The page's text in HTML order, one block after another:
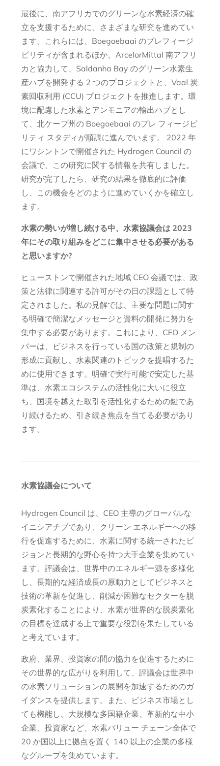
最後に、南アフリカでのグリーンな水素経済の確
立を支援するために、さまざまな研究を進めてい
ます。これらには、Boegoebaai のプレフィージ
ビリティが含まれるほか、ArcelorMittal 南アフリ
カと協力して、Saldanha Bay のグリーン水素生
産ハブを開発する 2 つのプロジェクトと、Vaal 炭
素回収利用 (CCU) プロジェクトを推進します。環
境に配慮した水素とアンモニアの輸出ハブとし
て、北ケープ州の Boegoebaai のプレ フィージビ
リティ スタディが順調に進んでいます。 2022 年
にワシントンで開催された Hydrogen Council の
会議で、この研究に関する情報を共有しました。
研究が完了したら、研究の結果を徹底的に評価
し、この機会をどのように進めていくかを確立し
ます。
水素の勢いが増し続ける中、水素協議会は 2023
年にその取り組みをどこに集中させる必要がある
と思いますか?
ヒューストンで開催された地域 CEO 会議では、政
策と法律に関連する許可がその日の課題として特
定されました。私の見解では、主要な問題に関す
る明確で簡潔なメッセージと資料の開発に努力を
集中する必要があります。これにより、CEO メン
バーは、ビジネスを行っている国の政策と規制の
形成に貢献し、水素関連のトピックを提唱するた
めに使用できます。明確で実行可能で安定した基
準は、水素エコシステムの活性化に大いに役立
ち、国境を越えた取引を活性化するための鍵であ
り続けるため、引き続き焦点を当てる必要があり
ます。
水素協議会について
Hydrogen Council は、CEO 主導のグローバルな
イニシアチブであり、クリーン エネルギーへの移
行を促進するために、水素に関する統一されたビ
ジョンと長期的な野心を持つ大手企業を集めてい
ます。評議会は、世界中のエネルギー源を多様化
し、長期的な経済成長の原動力としてビジネスと
技術の革新を促進し、削減が困難なセクターを脱
炭素化することにより、水素が世界的な脱炭素化
の目標を達成する上で重要な役割を果たしている
と考えています。
政府、業界、投資家の間の協力を促進するために
その世界的な広がりを利用して、評議会は世界中
の水素ソリューションの展開を加速するためのガ
イダンスを提供します。また、ビジネス市場とし
ても機能し、大規模な多国籍企業、革新的な中小
企業、投資家など、水素バリュー チェーン全体で
20 か国以上に拠点を置く 140 以上の企業の多様
なグループを集めています。